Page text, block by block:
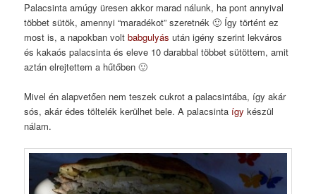
Palacsinta amúgy üresen akkor marad nálunk, ha pont annyival
többet sütök, amennyi “maradékot” szeretnék 🙂 Így történt ez
most is, a napokban voltbabgulyás után igény szerint lekváros
és kakaós palacsinta és eleve 10 darabbal többet sütöttem, amit
aztán elrejtettem a hűtőben 🙂
Mivel én alapvetően nem teszek cukrot a palacsintába, így akár
sós, akár édes töltelék kerülhet bele. A palacsinta így készül
nálam.